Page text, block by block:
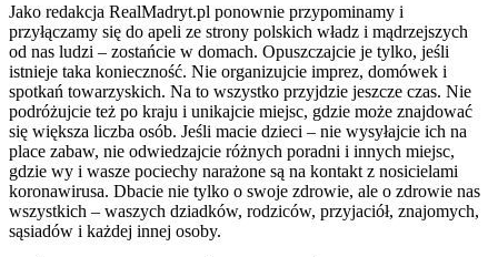
Jako redakcja RealMadryt.pl ponownie przypominamy i
przyłączamy się do apeli ze strony polskich władz i mądrzejszych
od nas ludzi – zostańcie w domach. Opuszczajcie je tylko, jeśli
istnieje taka konieczność. Nie organizujcie imprez, domówek i
spotkań towarzyskich. Na to wszystko przyjdzie jeszcze czas. Nie
podróżujcie też po kraju i unikajcie miejsc, gdzie może znajdować
się większa liczba osób. Jeśli macie dzieci – nie wysyłajcie ich na
place zabaw, nie odwiedzajcie różnych poradni i innych miejsc,
gdzie wy i wasze pociechy narażone są na kontakt z nosicielami
koronawirusa. Dbacie nie tylko o swoje zdrowie, ale o zdrowie nas
wszystkich – waszych dziadków, rodziców, przyjaciół, znajomych,
sąsiadów i każdej innej osoby.